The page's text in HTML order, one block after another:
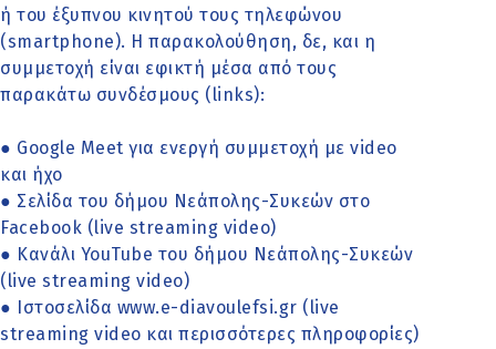
ή του έξυπνου κινητού τους τηλεφώνου
(smartphone). Η παρακολούθηση, δε, και η
συμμετοχή είναι εφικτή μέσα από τους
παρακάτω συνδέσμους (links):
● Google Meet για ενεργή συμμετοχή με video
και ήχο
● Σελίδα του δήμου Νεάπολης-Συκεών στο
Facebook (live streaming video)
● Κανάλι YouTube του δήμου Νεάπολης-Συκεών
(live streaming video)
● Ιστοσελίδα www.e-diavoulefsi.gr (live
streaming video και περισσότερες πληροφορίες)